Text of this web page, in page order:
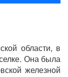
области, в
Она была
железной